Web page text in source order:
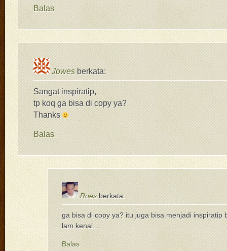
Balas
Jowes berkata:
Sangat inspiratip,
tp koq ga bisa di copy ya?
Thanks
Balas
Roes berkata:
ga bisa di copy ya? itu juga bisa menjadi inspiratip
lam kenal…
Balas